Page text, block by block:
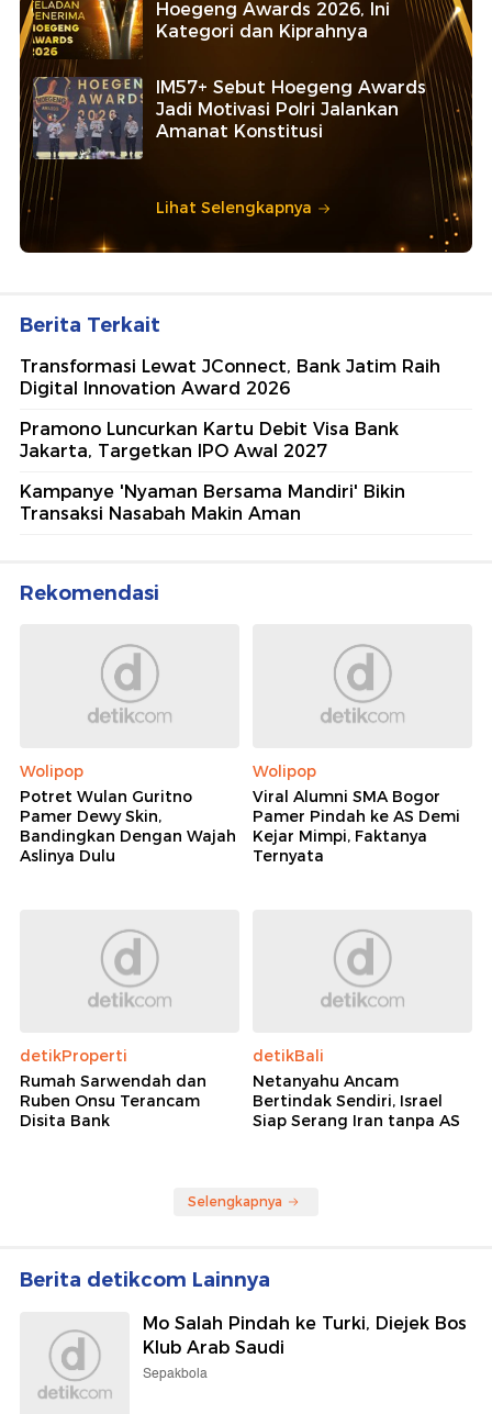
Hoegeng Awards 2026, Ini
Kategori dan Kiprahnya
IM57+ Sebut Hoegeng Awards
Jadi Motivasi Polri Jalankan
Amanat Konstitusi
Lihat Selengkapnya
Berita Terkait
Transformasi Lewat JConnect, Bank Jatim Raih
Digital Innovation Award 2026
Pramono Luncurkan Kartu Debit Visa Bank
Jakarta, Targetkan IPO Awal 2027
Kampanye 'Nyaman Bersama Mandiri' Bikin
Transaksi Nasabah Makin Aman
Rekomendasi
Wolipop
Potret Wulan Guritno
Pamer Dewy Skin,
Bandingkan Dengan Wajah
Aslinya Dulu
Wolipop
Viral Alumni SMA Bogor
Pamer Pindah ke AS Demi
Kejar Mimpi, Faktanya
Ternyata
detikProperti
Rumah Sarwendah dan
Ruben Onsu Terancam
Disita Bank
detikBali
Netanyahu Ancam
Bertindak Sendiri, Israel
Siap Serang Iran tanpa AS
Selengkapnya
Berita detikcom Lainnya
Mo Salah Pindah ke Turki, Diejek Bos
Klub Arab Saudi
Sepakbola